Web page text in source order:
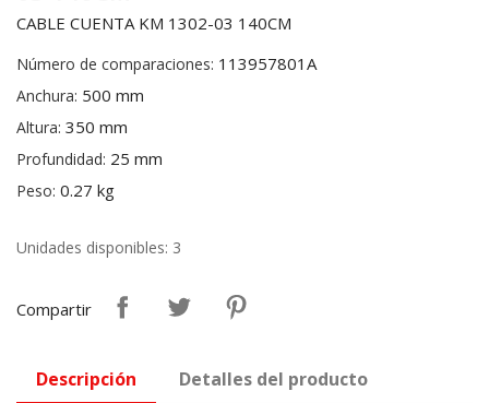
CABLE CUENTA KM 1302-03 140CM
Número de comparaciones: 113957801A
Anchura: 500 mm
Altura: 350 mm
Profundidad: 25 mm
Peso: 0.27 kg
Unidades disponibles: 3
Compartir
Descripción Detalles del producto